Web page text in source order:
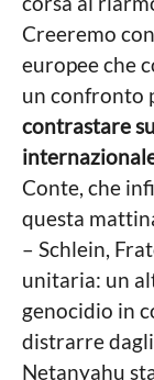
Creeremo
europee che
un confronto
contrastare
Conte, che
questa
– Schlein,
unitaria: un
genocidio in
distrarre
Netanyahu